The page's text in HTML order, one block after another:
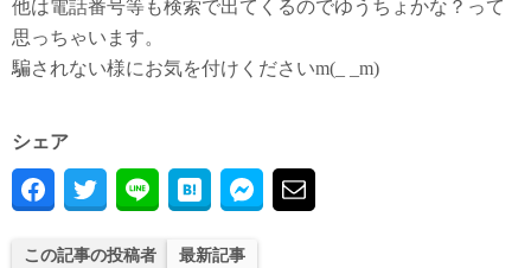
他は電話番号等も検索で出てくるのでゆうちょかな？って
思っちゃいます。
騙されない様にお気を付けくださいm(_ _m)
シェア
この記事の投稿者 最新記事